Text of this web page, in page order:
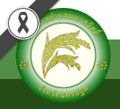
ข่าว
ข้อ
ปร